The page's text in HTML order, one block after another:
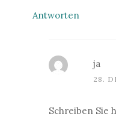
Antworten
ja
28.
Schreiben Sie